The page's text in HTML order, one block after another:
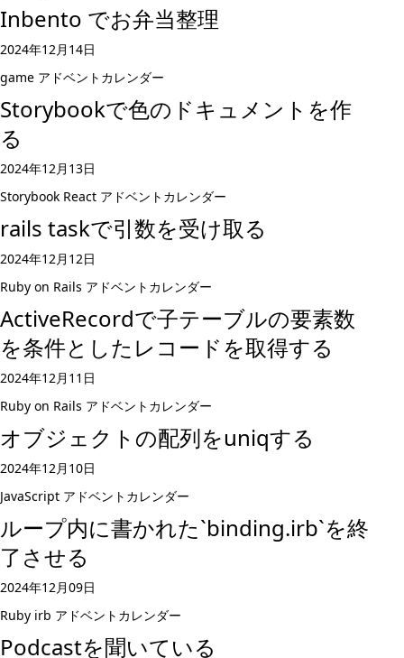
Inbento でお弁当整理
2024年12月14日
game アドベントカレンダー
Storybookで色のドキュメントを作
る
2024年12月13日
Storybook React アドベントカレンダー
rails taskで引数を受け取る
2024年12月12日
Ruby on Rails アドベントカレンダー
ActiveRecordで子テーブルの要素数
を条件としたレコードを取得する
2024年12月11日
Ruby on Rails アドベントカレンダー
オブジェクトの配列をuniqする
2024年12月10日
JavaScript アドベントカレンダー
ループ内に書かれた`binding.irb`を終
了させる
2024年12月09日
Ruby irb アドベントカレンダー
Podcastを聞いている